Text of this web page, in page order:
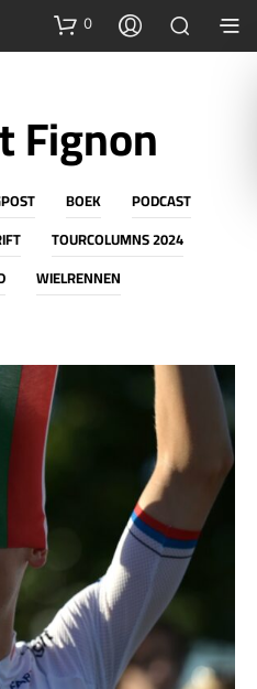
0
Fignon
BOEK
PODCAST
TOURCOLUMNS 2024
WIELRENNEN